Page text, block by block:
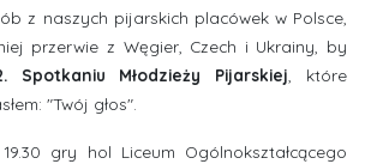
z naszych pijarskich placówek w Polsce,
przerwie z Węgier, Czech i Ukrainy, by
Spotkaniu Młodzieży Pijarskiej , które
"Twój głos".
gry hol Liceum Ogólnokształcącego